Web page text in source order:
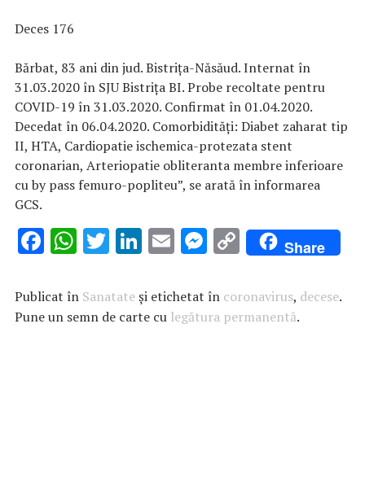
Deces 176
Bărbat, 83 ani din jud. Bistrița-Năsăud. Internat în
31.03.2020 în SJU Bistrița BI. Probe recoltate pentru
COVID-19 în 31.03.2020. Confirmat în 01.04.2020.
Decedat în 06.04.2020. Comorbidități: Diabet zaharat tip
II, HTA, Cardiopatie ischemica-protezata stent
coronarian, Arteriopatie obliteranta membre inferioare
cu by pass femuro-popliteu”, se arată în informarea
GCS.
F
e
b
W
at
s
T
it
te
Li
k
e
E
ai
l
M
se
n
C
o
p
y
Share
Publicat în Sanatateși etichetat în coronavirus, decese.
Pune un semn de carte cu legătura permanentă.